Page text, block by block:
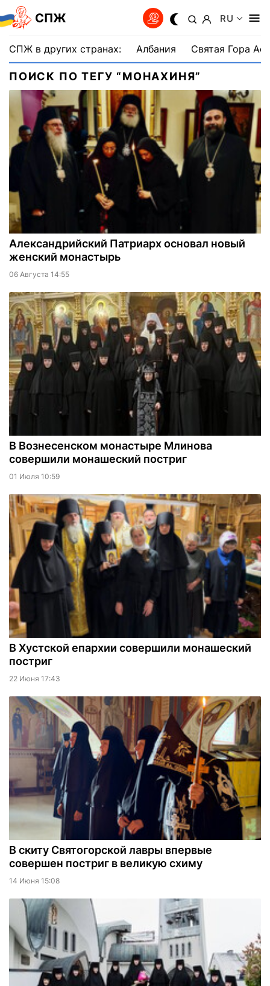
СПЖ RU
СПЖ в других странах: Албания Святая Гора
ПОИСК ПО ТЕГУ “МОНАХИНЯ”
Александрийский Патриарх основал новый
женский монастырь
06 Августа 14:55
В Вознесенском монастыре Млинова
совершили монашеский постриг
01 Июля 10:59
В Хустской епархии совершили монашеский
постриг
22 Июня 17:43
В скиту Святогорской лавры впервые
совершен постриг в великую схиму
14 Июня 15:08